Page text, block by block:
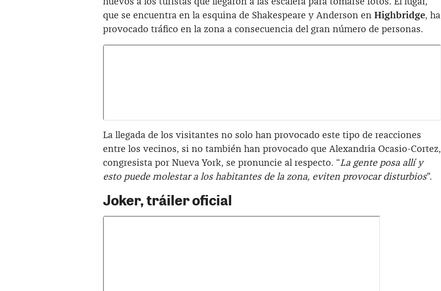
que se encuentra en la esquina de Shakespeare y Anderson en Highbridge, ha
provocado tráfico en la zona a consecuencia del gran número de personas.
La llegada de los visitantes no solo han provocado este tipo de reacciones
entre los vecinos, si no también han provocado que Alexandria Ocasio-Cortez,
congresista por Nueva York, se pronuncie al respecto. “La gente posa allí y
esto puede molestar a los habitantes de la zona, eviten provocar disturbios”.
Joker, tráiler oficial